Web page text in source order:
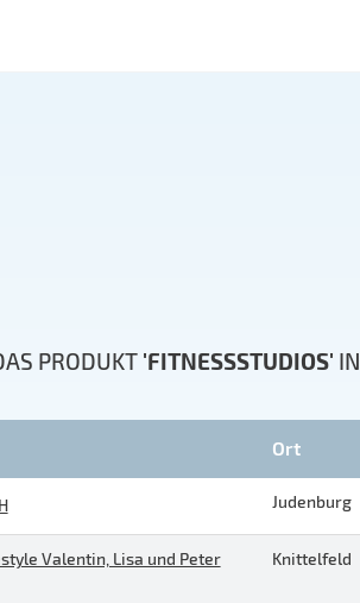
PRODUKT 'FITNESSSTUDIOS' IN
Ort
Judenburg
Valentin, Lisa und Peter
Knittelfeld